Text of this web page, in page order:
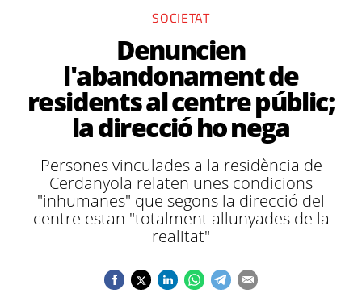
SOCIETAT
Denuncien
l'abandonament de
residents al centre públic;
la direcció ho nega
Persones vinculades a la residència de
Cerdanyola relaten unes condicions
"inhumanes" que segons la direcció del
centre estan "totalment allunyades de la
realitat"